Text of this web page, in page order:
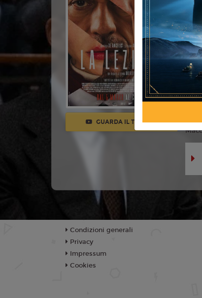
GUARDA IL TRAILER
Età
Condizioni generali
Privacy
Impressum
Cookies